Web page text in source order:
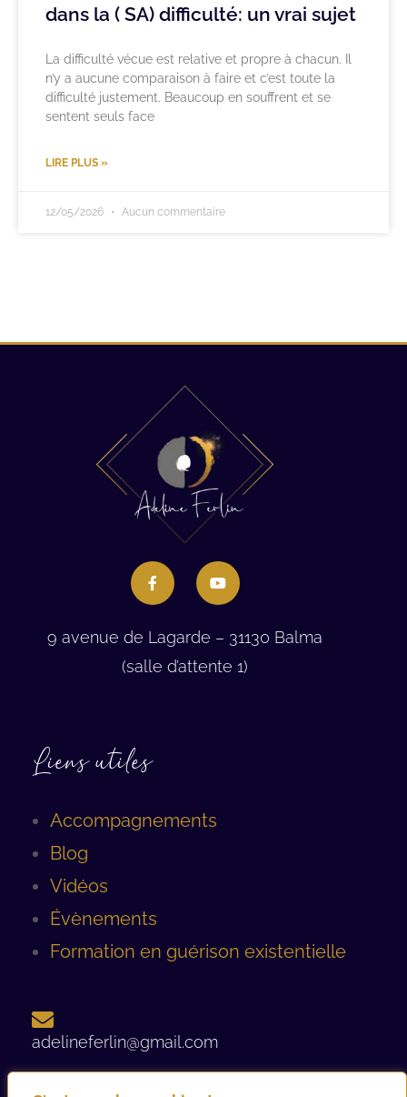
dans la ( SA) difficulté: un vrai sujet
La difficulté vécue est relative et propre à chacun. Il
n’y a aucune comparaison à faire et c’est toute la
difficulté justement. Beaucoup en souffrent et se
sentent seuls face
LIRE PLUS »
12/05/2026 Aucun commentaire
9 avenue de Lagarde – 31130 Balma
(salle d’attente 1)
Liens utiles
Accompagnements
Blog
Vidéos
Évènements
Formation en guérison existentielle
adelineferlin@gmail.com